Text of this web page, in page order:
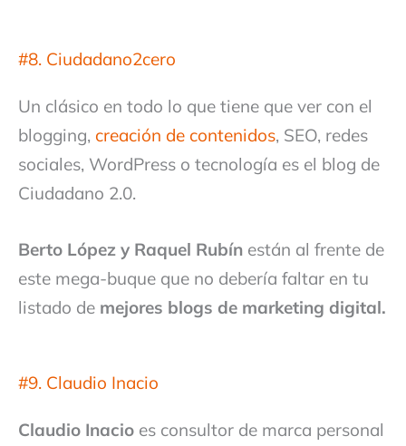
#8. Ciudadano2cero
Un clásico en todo lo que tiene que ver con el
blogging, creación de contenidos, SEO, redes
sociales, WordPress o tecnología es el blog de
Ciudadano 2.0.
Berto López y Raquel Rubín están al frente de
este mega-buque que no debería faltar en tu
listado de mejores blogs de marketing digital.
#9. Claudio Inacio
Claudio Inacio es consultor de marca personal